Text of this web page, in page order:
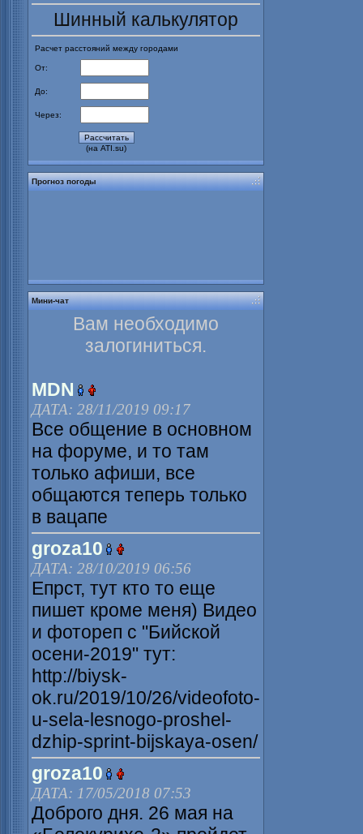
Шинный калькулятор
Расчет расстояний между городами
От:
До:
Через:
(на ATI.su)
Прогноз погоды
Мини-чат
Вам необходимо
залогиниться.
MDN
ДАТА: 28/11/2019 09:17
Все общение в основном
на форуме, и то там
только афиши, все
общаются теперь только
в вацапе
groza10
ДАТА: 28/10/2019 06:56
Епрст, тут кто то еще
пишет кроме меня) Видео
и фотореп с "Бийской
осени-2019" тут:
http://biysk-
ok.ru/2019/10/26/videofoto-
u-sela-lesnogo-proshel-
dzhip-sprint-bijskaya-osen/
groza10
ДАТА: 17/05/2018 07:53
Доброго дня. 26 мая на